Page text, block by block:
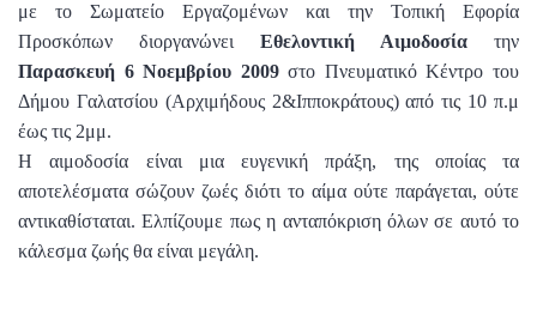
με το Σωματείο Εργαζομένων και την Τοπική Εφορία
Προσκόπων διοργανώνει Εθελοντική Αιμοδοσία την
Παρασκευή 6 Νοεμβρίου 2009στο Πνευματικό Κέντρο του
Δήμου Γαλατσίου (Αρχιμήδους 2&Ιπποκράτους) από τις 10 π.μ
έως τις 2μμ.
Η αιμοδοσία είναι μια ευγενική πράξη, της οποίας τα
αποτελέσματα σώζουν ζωές διότι το αίμα ούτε παράγεται, ούτε
αντικαθίσταται. Ελπίζουμε πως η ανταπόκριση όλων σε αυτό το
κάλεσμα ζωής θα είναι μεγάλη.